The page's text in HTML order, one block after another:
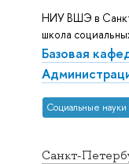
Санкт-
НИУ ВШЭ в
школа
Базовая
Социальные науки